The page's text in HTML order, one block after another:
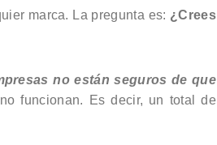
marca. La pregunta es: ¿Crees
no están seguros de que
funcionan. Es decir, un total de